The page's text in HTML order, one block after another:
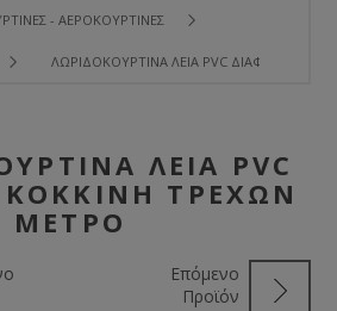
- ΑΕΡΟΚΟΥΡΤΊΝΕΣ
ΛΩΡΙΔΟΚΟΥΡΤΊΝΑ ΛΕΊΑ PVC ΔΙΆΦΑΝΗ
ΛΕΊΑ PVC
ΤΡΈΧΩΝ
ΜΈΤΡΟ
Επόμενο
Προϊόν